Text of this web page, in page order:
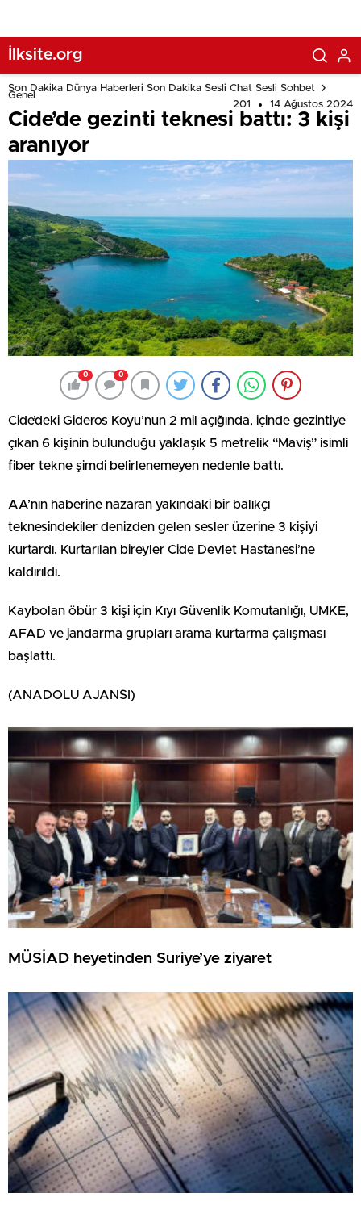
İlksite.org
Son Dakika Dünya Haberleri Son Dakika Sesli Chat Sesli Sohbet
Genel
201
14 Ağustos 2024
Cide’de gezinti teknesi battı: 3 kişi
aranıyor
0 0
Cide’deki Gideros Koyu’nun 2 mil açığında, içinde gezintiye
çıkan 6 kişinin bulunduğu yaklaşık 5 metrelik “Maviş” isimli
fiber tekne şimdi belirlenemeyen nedenle battı.
AA’nın haberine nazaran yakındaki bir balıkçı
teknesindekiler denizden gelen sesler üzerine 3 kişiyi
kurtardı. Kurtarılan bireyler Cide Devlet Hastanesi’ne
kaldırıldı.
Kaybolan öbür 3 kişi için Kıyı Güvenlik Komutanlığı, UMKE,
AFAD ve jandarma grupları arama kurtarma çalışması
başlattı.
(ANADOLU AJANSI)
MÜSİAD heyetinden Suriye’ye ziyaret